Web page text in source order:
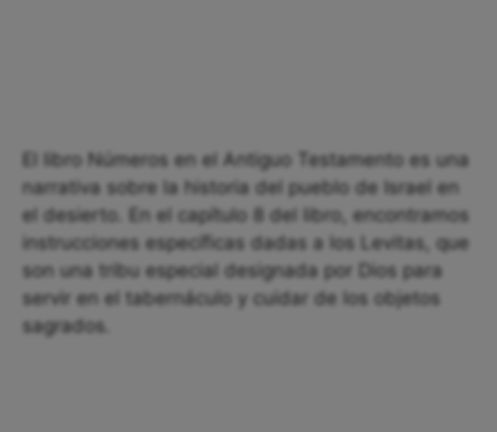
El libro Números en el Antiguo Testamento es una
narrativa sobre la historia del pueblo de Israel en
el desierto. En el capítulo 8 del libro, encontramos
instrucciones específicas dadas a los Levitas, que
son una tribu especial designada por Dios para
servir en el tabernáculo y cuidar de los objetos
sagrados.